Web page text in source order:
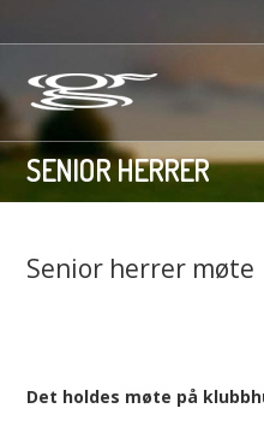
SENIOR HERRER
Senior herrer møte
Det holdes møte på